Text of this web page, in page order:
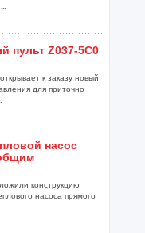
пульт Z037-5C0
к заказу новый
для приточно-
насос
конструкцию
насоса прямого